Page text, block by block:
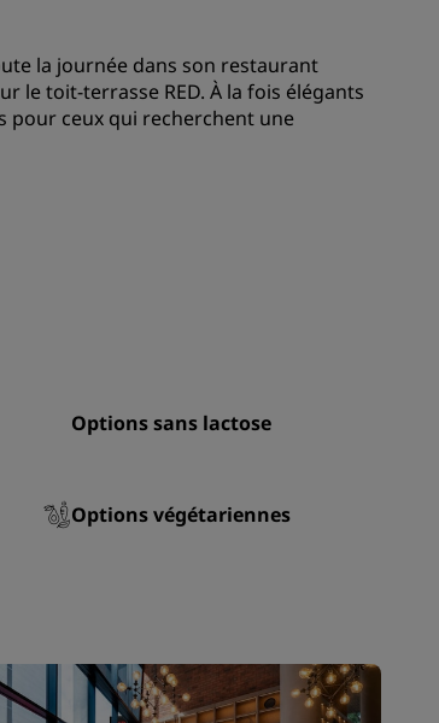
Comment utiliser vos points
Comment gagner des points
la journée dans son restaurant
le toit-terrasse RED. À la fois élégants
ceux qui recherchent une
Options sans lactose
Options végétariennes